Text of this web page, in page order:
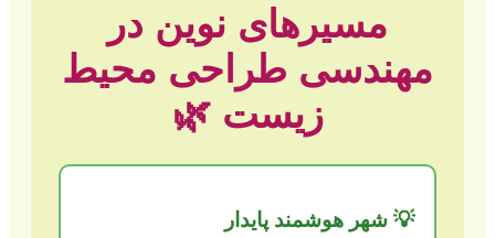
مسیرهای نوین در
مهندسی طراحی محیط
زیست 🌿
💡 شهر هوشمند پایدار